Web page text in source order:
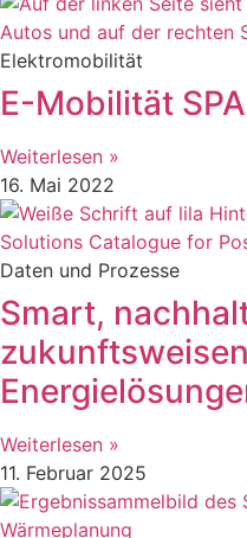
Elektromobilität
E-Mobilität
Weiterlesen »
16. Mai 2022
Daten und Prozesse
Smart,
Weiterlesen »
11. Februar 2025